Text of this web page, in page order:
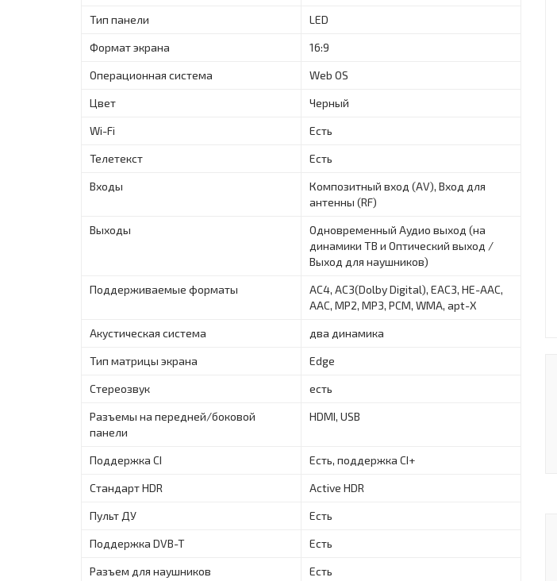
Тип панели LED
Формат экрана 16:9
Операционная система Web OS
Цвет Черный
Wi-Fi Есть
Телетекст Есть
Входы
Композитный вход (AV), Вход для
антенны (RF)
Выходы
Одновременный Аудио выход (на
динамики TB и Оптический выход /
Выход для наушников)
Поддерживаемые форматы
AC4, AC3(Dolby Digital), EAC3, HE-AAC,
AAC, MP2, MP3, PCM, WMA, apt-X
Акустическая система два динамика
Тип матрицы экрана Edge
Стереозвук есть
Разъемы на передней/боковой
панели
HDMI, USB
Поддержка CI Есть, поддержка CI+
Стандарт HDR Active HDR
Пульт ДУ Есть
Поддержка DVB-T Есть
Разъем для наушников Есть